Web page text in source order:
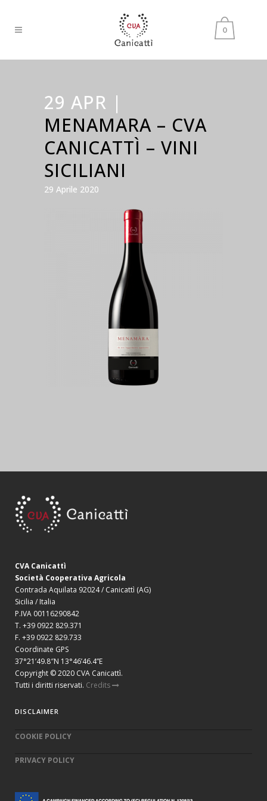
0
29 APR |
MENAMARA – CVA
CANICATTÌ – VINI
SICILIANI
29 Aprile 2020
CVA Canicattì
Società Cooperativa Agricola
Contrada Aquilata 92024 / Canicattì (AG)
Sicilia / Italia
P.IVA 00116290842
T. +39 0922 829.371
F. +39 0922 829.733
Coordinate GPS
37°21’49.8″N 13°46’46.4”E
Copyright © 2020 CVA Canicattì.
Tutti i diritti riservati. Credits
DISCLAIMER
COOKIE POLICY
PRIVACY POLICY